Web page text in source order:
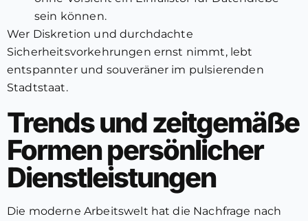
sein können.
Wer Diskretion und durchdachte
Sicherheitsvorkehrungen ernst nimmt, lebt
entspannter und souveräner im pulsierenden
Stadtstaat.
Trends und zeitgemäße
Formen persönlicher
Dienstleistungen
Die moderne Arbeitswelt hat die Nachfrage nach